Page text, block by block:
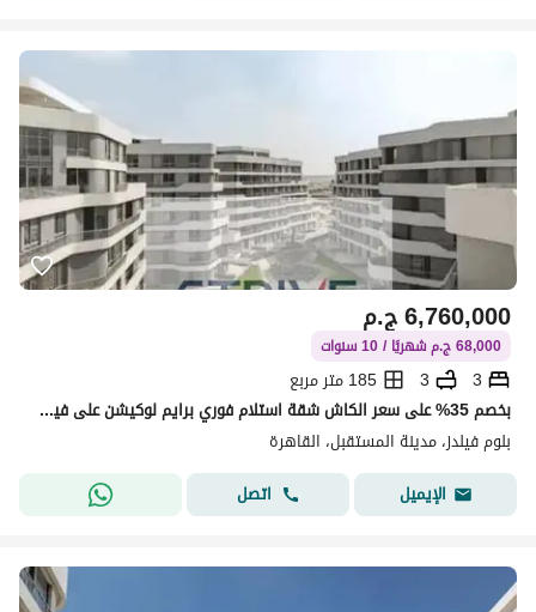
ج.م6,760,000
68,000 ج.م شهريًا / 10 سنوات
3
3
185 متر مربع
بخصم 35% على سعر الكاش شقة استلام فوري برايم لوكيشن على فيو مفتوح دايركت على لاند سكيب في كمبوند "بلوم فيلدز" (Bloom Fields)
بلوم فيلدز، مدينة المستقبل، القاهرة
الإيميل
اتصل